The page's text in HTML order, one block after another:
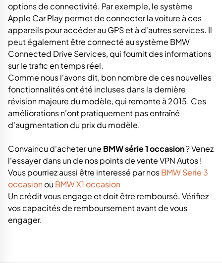
options de connectivité. Par exemple, le système
Apple Car Play permet de connecter la voiture à ces
appareils pour accéder au GPS et à d'autres services. Il
peut également être connecté au système BMW
Connected Drive Services, qui fournit des informations
sur le trafic en temps réel.
Comme nous l'avons dit, bon nombre de ces nouvelles
fonctionnalités ont été incluses dans la dernière
révision majeure du modèle, qui remonte à 2015. Ces
améliorations n'ont pratiquement pas entraîné
d'augmentation du prix du modèle.
Convaincu d'acheter une BMW série 1 occasion? Venez
l'essayer dans un de nos points de vente VPN Autos !
Vous pourriez aussi être interessé par nosBMW Serie 3
occasionou BMW X1 occasion
Un crédit vous engage et doit être remboursé. Vérifiez
vos capacités de remboursement avant de vous
engager.